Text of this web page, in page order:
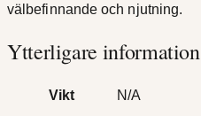
välbefinnande och njutning.
Ytterligare information
Vikt N/A